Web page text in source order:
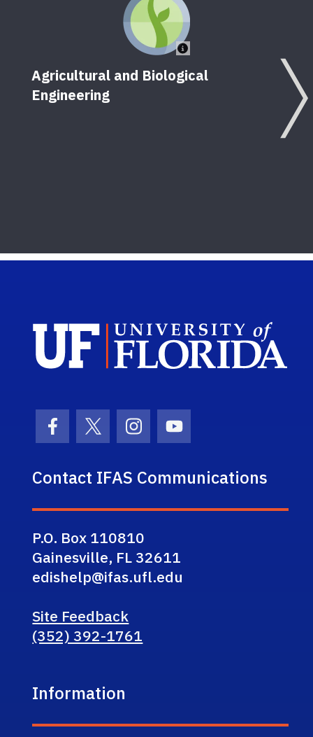
Agricultural and Biological
Engineering
Facebook Icon
Twitter Icon
Instagram Icon
Youtube Icon
Contact IFAS Communications
P.O. Box 110810
Gainesville, FL 32611
edishelp@ifas.ufl.edu
Site Feedback
(352) 392-1761
Information